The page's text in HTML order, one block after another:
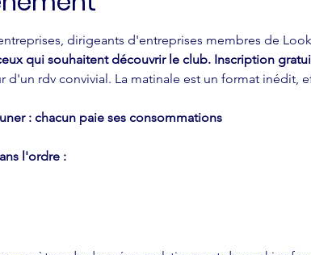
dirigeants d'entreprises membres de
qui souhaitent découvrir le club. Inscription
d'un rdv convivial. La matinale est un format inédit,
: chacun paie ses consommations
l'ordre :